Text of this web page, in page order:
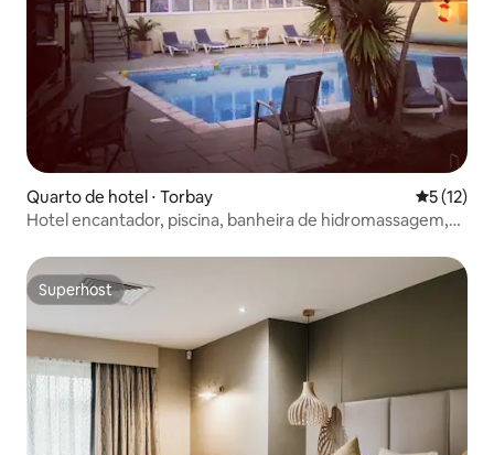
Quarto de hotel ⋅ Torbay 5 de uma
5 (12)
Hotel encantador, piscina, banheira de hidromassagem,
Superhost
Superhost